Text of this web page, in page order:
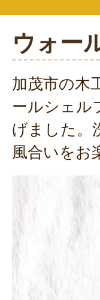
ウォー
加茂市の木
ールシェル
げました。
風合いをお